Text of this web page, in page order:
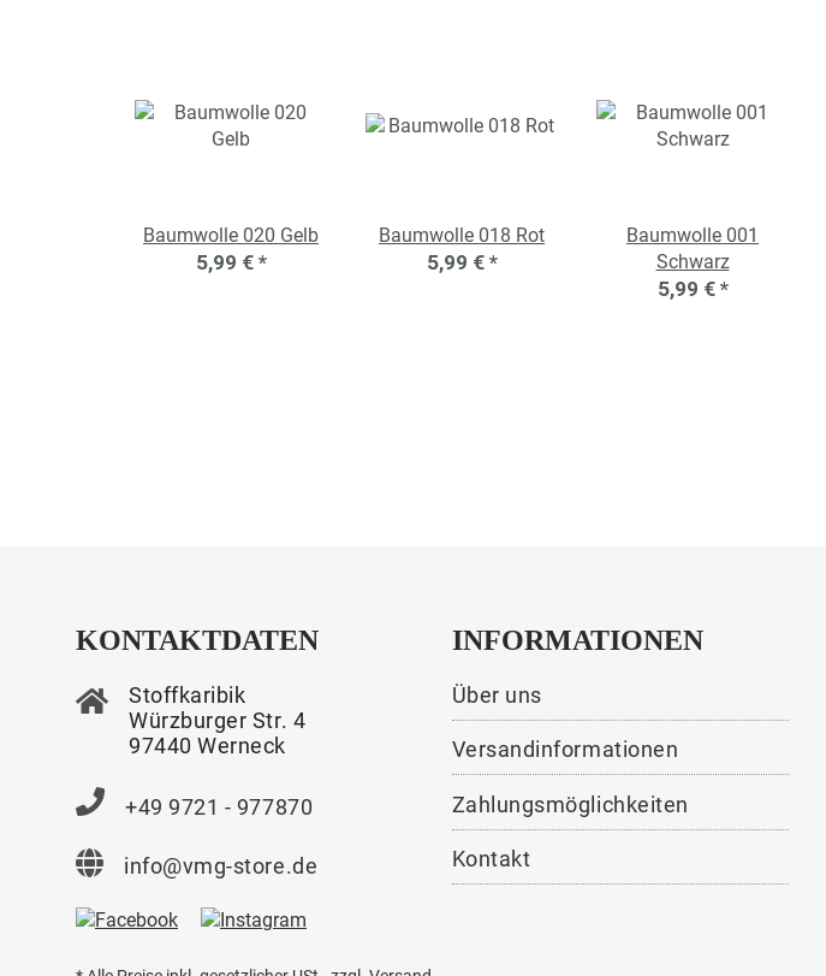
Baumwolle 020 Gelb
5,99 € *
Baumwolle 018 Rot
5,99 € *
Baumwolle 001
Schwarz
5,99 € *
KONTAKTDATEN
Stoffkaribik
Würzburger Str. 4
97440 Werneck
+49 9721 - 977870
info@vmg-store.de
INFORMATIONEN
Über uns
Versandinformationen
Zahlungsmöglichkeiten
Kontakt